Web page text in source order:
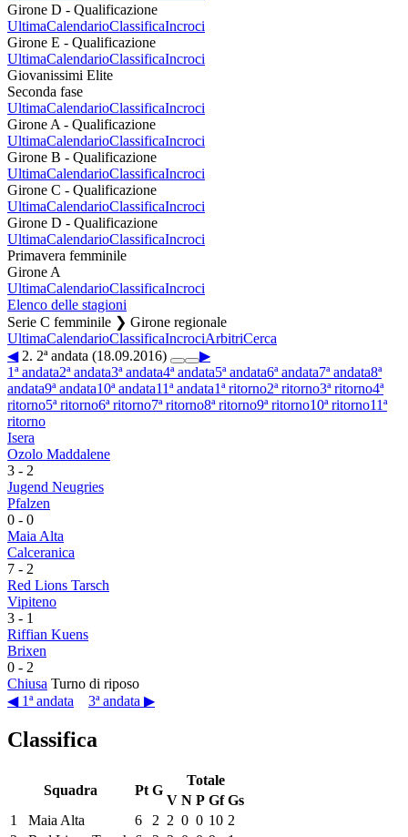
Girone D - Qualificazione
UltimaCalendarioClassificaIncroci
Girone E - Qualificazione
UltimaCalendarioClassificaIncroci
Giovanissimi Elite
Seconda fase
UltimaCalendarioClassificaIncroci
Girone A - Qualificazione
UltimaCalendarioClassificaIncroci
Girone B - Qualificazione
UltimaCalendarioClassificaIncroci
Girone C - Qualificazione
UltimaCalendarioClassificaIncroci
Girone D - Qualificazione
UltimaCalendarioClassificaIncroci
Primavera femminile
Girone A
UltimaCalendarioClassificaIncroci
Elenco delle stagioni
Serie C femminile ❯ Girone regionale
UltimaCalendarioClassificaIncrociArbitriCerca
◀2. 2ª andata (18.09.2016)
▶
1ª andata2ª andata3ª andata4ª andata5ª andata6ª andata7ª andata8ª
andata9ª andata10ª andata11ª andata1ª ritorno2ª ritorno3ª ritorno4ª
ritorno5ª ritorno6ª ritorno7ª ritorno8ª ritorno9ª ritorno10ª ritorno11ª
ritorno
Isera
Ozolo Maddalene
3 - 2
Jugend Neugries
Pfalzen
0 - 0
Maia Alta
Calceranica
7 - 2
Red Lions Tarsch
Vipiteno
3 - 1
Riffian Kuens
Brixen
0 - 2
Chiusa Turno di riposo
◀ 1ª andata
3ª andata ▶
Classifica
Squadra Pt G
Totale
V N P Gf Gs
1
Maia Alta 6 2 2 0 0 10 2